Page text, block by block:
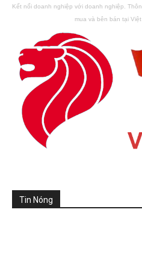
Kết nối doanh nghiệp với doanh nghiệp.
mua và bên bán tại
Tin Nóng